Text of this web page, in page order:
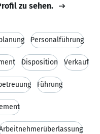
zu sehen.
Personalführung
Disposition Verkauf
Führung